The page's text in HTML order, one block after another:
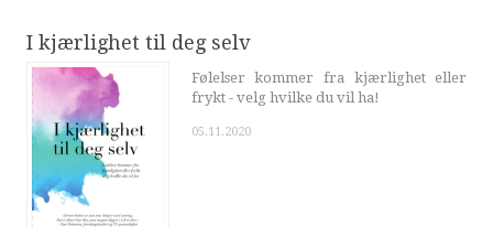
I kjærlighet til deg selv
Følelser kommer fra kjærlighet eller
frykt - velg hvilke du vil ha!
05.11.2020